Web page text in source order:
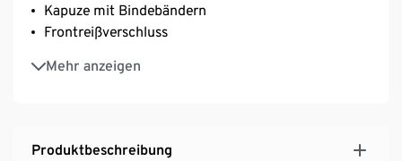
Kapuze mit Bindebändern
Frontreißverschluss
Mehr anzeigen
2 Eingrifftaschen
Produktbeschreibung